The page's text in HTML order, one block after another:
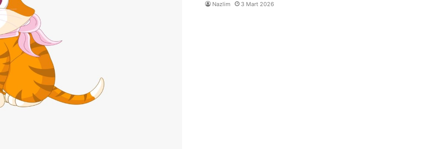
Nazlim 3 Mart 2026